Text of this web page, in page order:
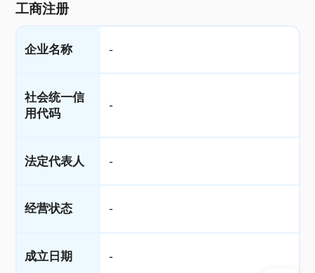
工商注册
企业名称 -
社会统一信
用代码
-
法定代表人 -
经营状态 -
成立日期 -